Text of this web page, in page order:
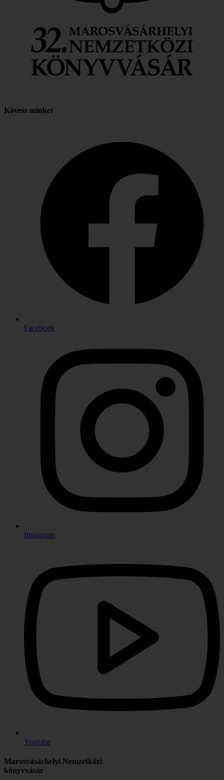
Kövess minket
Facebook
Instagram
Youtube
Marosvásárhelyi Nemzetközi
könyvvásár